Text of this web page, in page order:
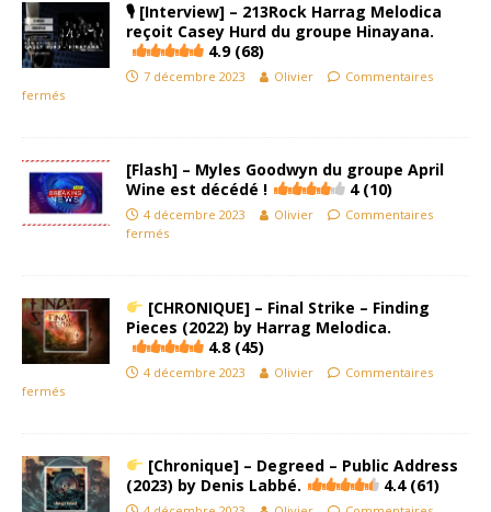
🎙 [Interview] – 213Rock Harrag Melodica
reçoit Casey Hurd du groupe Hinayana.
4.9 (68)
7 décembre 2023 Olivier
Commentaires
fermés
[Flash] – Myles Goodwyn du groupe April
Wine est décédé !
4 (10)
4 décembre 2023 Olivier
Commentaires
fermés
[CHRONIQUE] – Final Strike – Finding
Pieces (2022) by Harrag Melodica.
4.8 (45)
4 décembre 2023 Olivier
Commentaires
fermés
[Chronique] – Degreed – Public Address
(2023) by Denis Labbé.
4.4 (61)